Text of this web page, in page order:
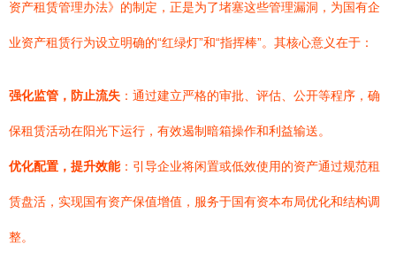
资产租赁管理办法》的制定，正是为了堵塞这些管理漏洞，为国有企
业资产租赁行为设立明确的“红绿灯”和“指挥棒”。其核心意义在于：
强化监管，防止流失 ：通过建立严格的审批、评估、公开等程序，确
保租赁活动在阳光下运行，有效遏制暗箱操作和利益输送。
优化配置，提升效能：引导企业将闲置或低效使用的资产通过规范租
赁盘活，实现国有资产保值增值，服务于国有资本布局优化和结构调
整。